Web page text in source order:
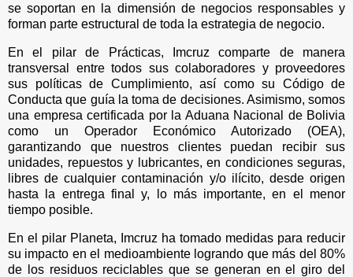
se soportan en la dimensión de negocios responsables y
forman parte estructural de toda la estrategia de negocio.
En el pilar de Prácticas, Imcruz comparte de manera
transversal entre todos sus colaboradores y proveedores
sus políticas de Cumplimiento, así como su Código de
Conducta que guía la toma de decisiones. Asimismo, somos
una empresa certificada por la Aduana Nacional de Bolivia
como un Operador Económico Autorizado (OEA),
garantizando que nuestros clientes puedan recibir sus
unidades, repuestos y lubricantes, en condiciones seguras,
libres de cualquier contaminación y/o ilícito, desde origen
hasta la entrega final y, lo más importante, en el menor
tiempo posible.
En el pilar Planeta, Imcruz ha tomado medidas para reducir
su impacto en el medioambiente logrando que más del 80%
de los residuos reciclables que se generan en el giro del